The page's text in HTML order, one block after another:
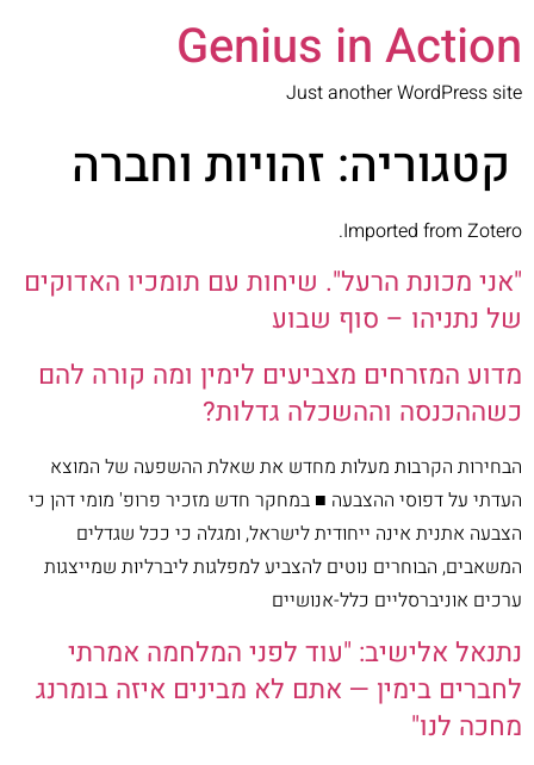
Genius in Action
Just another WordPress site
קטגוריה: זהויות וחברה
Imported from Zotero.
"אני מכונת הרעל". שיחות עם תומכיו האדוקים
של נתניהו – סוף שבוע
מדוע המזרחים מצביעים לימין ומה קורה להם
כשההכנסה וההשכלה גדלות?
הבחירות הקרבות מעלות מחדש את שאלת ההשפעה של המוצא
העדתי על דפוסי ההצבעה ■ במחקר חדש מזכיר פרופ' מומי דהן כי
הצבעה אתנית אינה ייחודית לישראל, ומגלה כי ככל שגדלים
המשאבים, הבוחרים נוטים להצביע למפלגות ליברליות שמייצגות
ערכים אוניברסליים כלל-אנושיים
נתנאל אלישיב: "עוד לפני המלחמה אמרתי
לחברים בימין — אתם לא מבינים איזה בומרנג
מחכה לנו"